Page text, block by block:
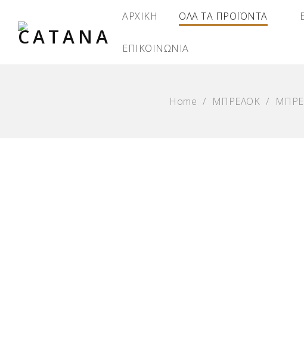
ΑΡΧΙΚΗ ΟΛΑ ΤΑ ΠΡΟΪΟΝΤΑ
ΕΠΙΚΟΙΝΩΝΙΑ
Home / ΜΠΡΕΛΟΚ /